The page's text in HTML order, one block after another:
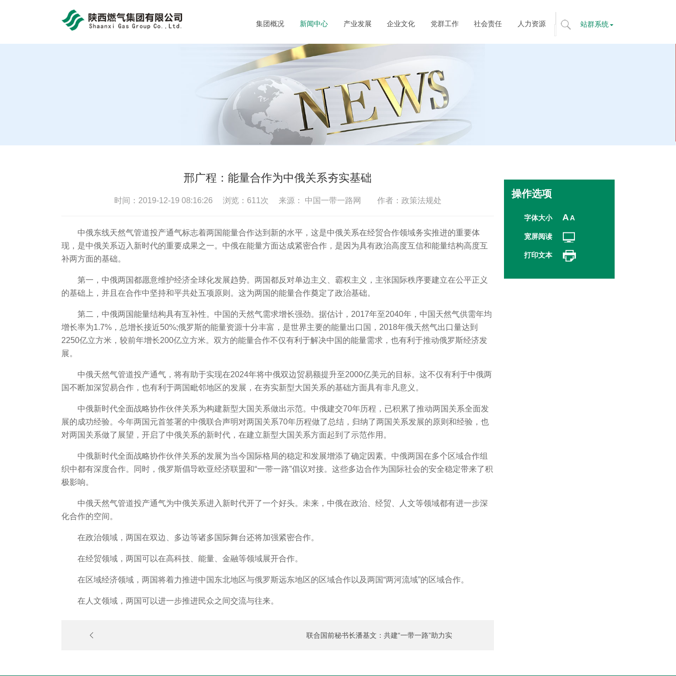
bob体育官方app
题
站群系统
集团概况 新闻中心 产业发展 企业文化 党群工作 社会责任 人力资源
邢广程：能量合作为中俄关系夯实基础
时间：2019-12-19 08:16:26 浏览： 611次 来源： 中国一带一路网 作者：政策法规处
中俄东线天然气管道投产通气标志着两国能量合作达到新的水平，这是中俄关系在经贸合作领域务实推进的重要体
现，是中俄关系迈入新时代的重要成果之一。中俄在能量方面达成紧密合作，是因为具有政治高度互信和能量结构高度互
补两方面的基础。
第一，中俄两国都愿意维护经济全球化发展趋势。两国都反对单边主义、霸权主义，主张国际秩序要建立在公平正义
的基础上，并且在合作中坚持和平共处五项原则。这为两国的能量合作奠定了政治基础。
第二，中俄两国能量结构具有互补性。中国的天然气需求增长强劲。据估计，2017年至2040年，中国天然气供需年均
增长率为1.7%，总增长接近50%;俄罗斯的能量资源十分丰富，是世界主要的能量出口国，2018年俄天然气出口量达到
2250亿立方米，较前年增长200亿立方米。双方的能量合作不仅有利于解决中国的能量需求，也有利于推动俄罗斯经济发
展。
中俄天然气管道投产通气，将有助于实现在2024年将中俄双边贸易额提升至2000亿美元的目标。这不仅有利于中俄两
国不断加深贸易合作，也有利于两国毗邻地区的发展，在夯实新型大国关系的基础方面具有非凡意义。
中俄新时代全面战略协作伙伴关系为构建新型大国关系做出示范。中俄建交70年历程，已积累了推动两国关系全面发
展的成功经验。今年两国元首签署的中俄联合声明对两国关系70年历程做了总结，归纳了两国关系发展的原则和经验，也
对两国关系做了展望，开启了中俄关系的新时代，在建立新型大国关系方面起到了示范作用。
中俄新时代全面战略协作伙伴关系的发展为当今国际格局的稳定和发展增添了确定因素。中俄两国在多个区域合作组
织中都有深度合作。同时，俄罗斯倡导欧亚经济联盟和“一带一路”倡议对接。这些多边合作为国际社会的安全稳定带来了积
极影响。
中俄天然气管道投产通气为中俄关系进入新时代开了一个好头。未来，中俄在政治、经贸、人文等领域都有进一步深
化合作的空间。
在政治领域，两国在双边、多边等诸多国际舞台还将加强紧密合作。
在经贸领域，两国可以在高科技、能量、金融等领域展开合作。
在区域经济领域，两国将着力推进中国东北地区与俄罗斯远东地区的区域合作以及两国“两河流域”的区域合作。
在人文领域，两国可以进一步推进民众之间交流与往来。
联合国前秘书长潘基文：共建“一带一路”助力实
操作选项
字体大小 AA
宽屏阅读
打印文本